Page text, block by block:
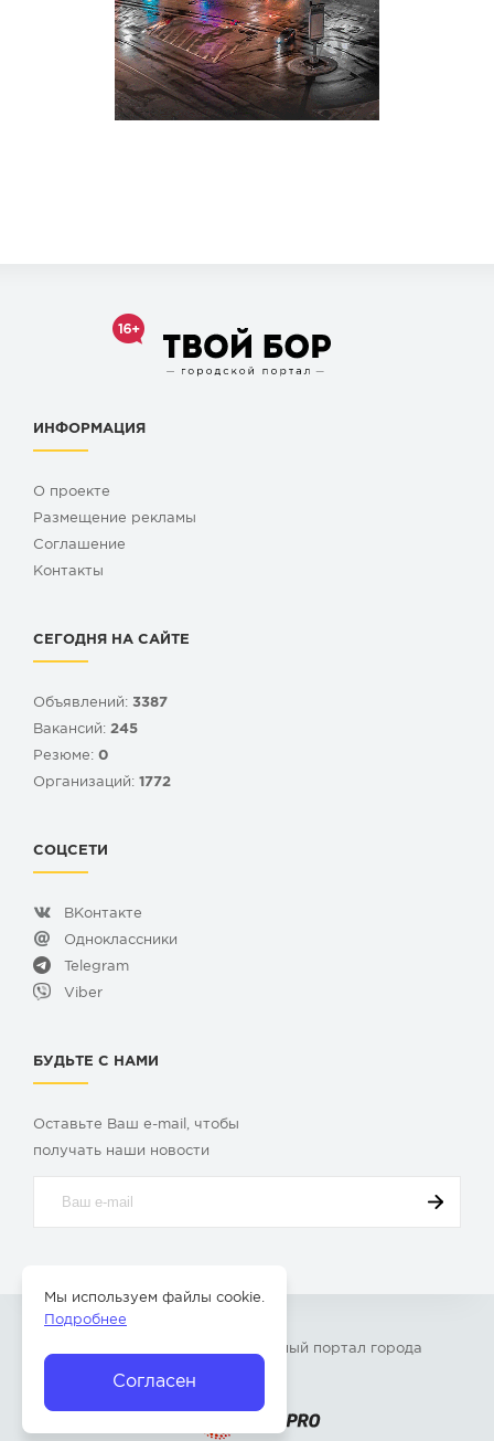
ИНФОРМАЦИЯ
О проекте
Размещение рекламы
Cоглашение
Контакты
СЕГОДНЯ НА САЙТЕ
Объявлений: 3387
Вакансий: 245
Резюме: 0
Организаций: 1772
СОЦСЕТИ
ВКонтакте
Одноклассники
Telegram
Viber
БУДЬТЕ С НАМИ
Оставьте Ваш e-mail, чтобы
получать наши новости
» – Главный портал города
Согласен
Мы используем файлы cookie.
Подробнее